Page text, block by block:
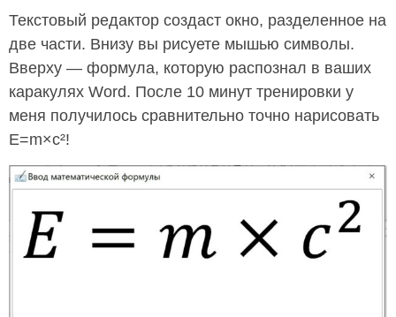
Текстовый редактор создаст окно, разделенное на
две части. Внизу вы рисуете мышью символы.
Вверху — формула, которую распознал в ваших
каракулях Word. После 10 минут тренировки у
меня получилось сравнительно точно нарисовать
E=m×c²!